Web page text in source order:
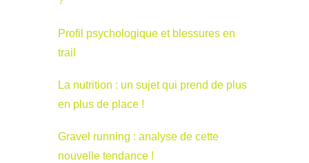
Profil psychologique et blessures en
trail
La nutrition : un sujet qui prend de plus
en plus de place !
Gravel running : analyse de cette
nouvelle tendance !